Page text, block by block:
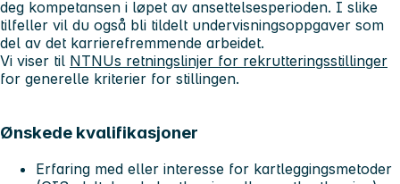
deg kompetansen i løpet av ansettelsesperioden. I slike
tilfeller vil du også bli tildelt undervisningsoppgaver som
del av det karrierefremmende arbeidet.
Vi viser til NTNUs retningslinjer for rekrutteringsstillinger
for generelle kriterier for stillingen.
Ønskede kvalifikasjoner
Erfaring med eller interesse for kartleggingsmetoder